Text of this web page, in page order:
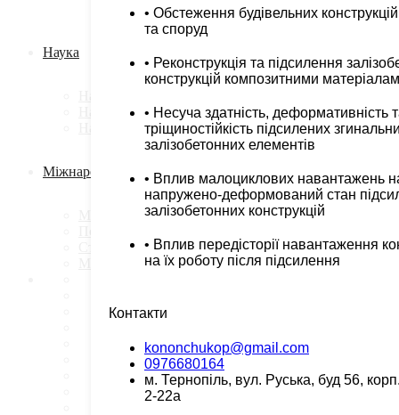
Стипендії та оплата за навчання
Наука
Наукові проекти
Наукові публікації
Міжнародні зв’язки
Міжнародна співпраця
Стажування за кордоном
Міжнародні проекти
• Обстеження будівельних
та споруд
• Реконструкція та підсилення
конструкцій композитними
• Несуча здатність, деформативність
тріщиностійкість підсилених
залізобетонних елементів
• Вплив малоциклових навантажень
напружено-деформований стан
залізобетонних конструкцій
• Вплив передісторії навантаження
на їх роботу після підсилення
Контакти
kononchukop@gmail.com
0976680164
м. Тернопіль, вул. Руська, буд 56,
2-22а